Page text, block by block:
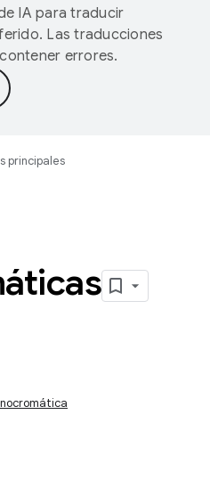
IA para traducir
Las traducciones
errores.
principales